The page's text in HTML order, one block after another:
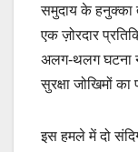
समुदाय के हनुक्का
एक ज़ोरदार
अलग-थलग घटना
सुरक्षा जोखिमों का
इस हमले में दो